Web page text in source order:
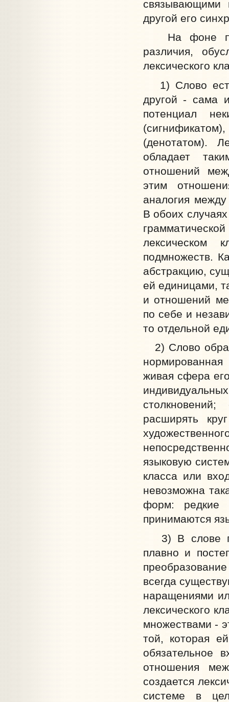
связывающими
другой его
На фоне
различия,
лексического
1) Слово
другой - сама
потенциал
(денотатом).
обладает
отношений
этим
аналогия
В обоих
лексическом
подмножеств.
абстракцию,
ей единицами,
и отношений
по себе и
то отдельной
2) Слово
живая сфера
расширять
языковую
класса или
невозможна
форм: редкие
принимаются
3) В слове
плавно и
всегда
наращениями
лексического
множествами -
той, которая
обязательное
отношения
создается
системе в